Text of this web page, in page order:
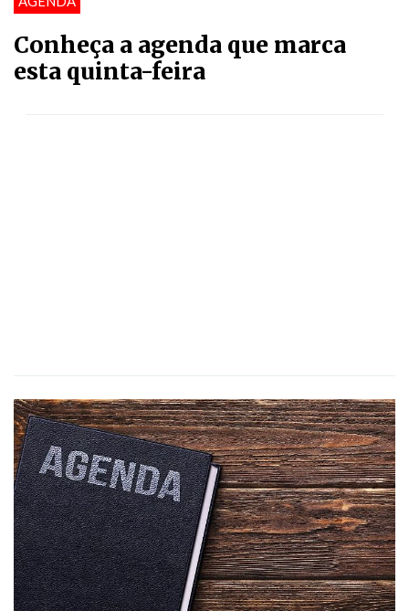
Conheça a agenda que marca
esta quinta-feira